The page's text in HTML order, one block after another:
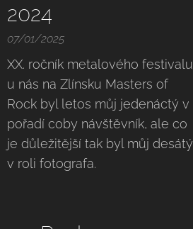
2024
07/01/2025
XX. ročník metalového festivalu
u nás na Zlínsku Masters of
Rock byl letos můj jedenáctý v
pořadí coby návštěvník, ale co
je důležitější tak byl můj desátý
v roli fotografa.